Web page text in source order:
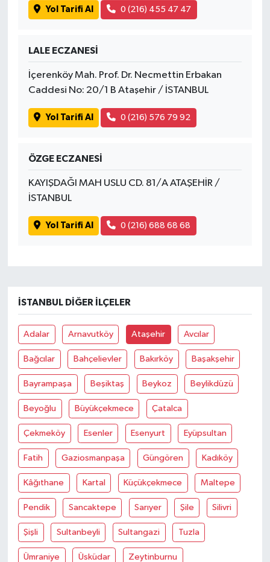
Yol Tarifi Al 0 (216) 455 47 47
LALE ECZANESİ
İçerenköy Mah. Prof. Dr. Necmettin Erbakan
Caddesi No: 20/1 B Ataşehir / İSTANBUL
Yol Tarifi Al 0 (216) 576 79 92
ÖZGE ECZANESİ
KAYIŞDAĞI MAH USLU CD. 81/A ATAŞEHİR /
İSTANBUL
Yol Tarifi Al 0 (216) 688 68 68
İSTANBUL DIĞER İLÇELER
Adalar Arnavutköy Ataşehir Avcılar
Bağcılar Bahçelievler Bakırköy Başakşehir
Bayrampaşa Beşiktaş Beykoz Beylikdüzü
Beyoğlu Büyükçekmece Çatalca
Çekmeköy Esenler Esenyurt Eyüpsultan
Fatih Gaziosmanpaşa Güngören Kadıköy
Kâğıthane Kartal Küçükçekmece Maltepe
Pendik Sancaktepe Sarıyer Şile Silivri
Şişli Sultanbeyli Sultangazi Tuzla
Ümraniye Üsküdar Zeytinburnu